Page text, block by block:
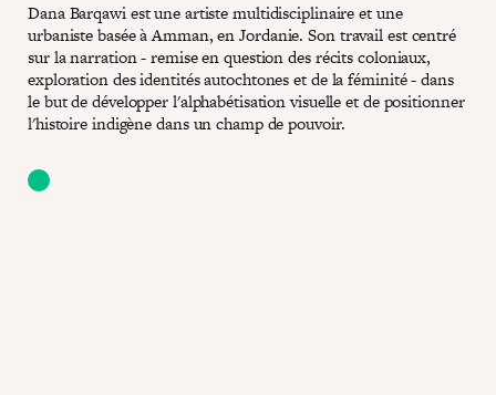
Dana Barqawi est une artiste multidisciplinaire et une
urbaniste basée à Amman, en Jordanie. Son travail est centré
sur la narration - remise en question des récits coloniaux,
exploration des identités autochtones et de la féminité - dans
le but de développer l'alphabétisation visuelle et de positionner
l'histoire indigène dans un champ de pouvoir.